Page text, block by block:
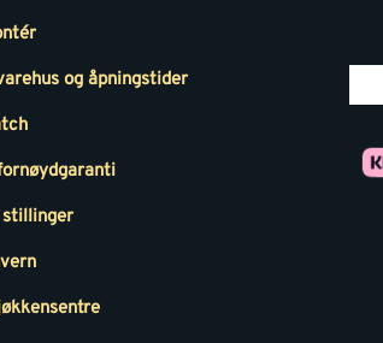
og åpningstider
stillinger